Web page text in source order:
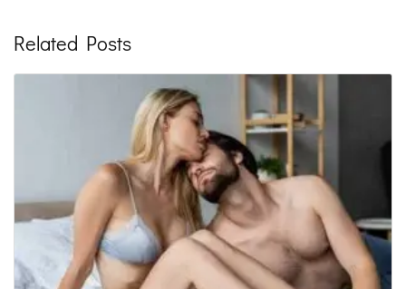
Related Posts